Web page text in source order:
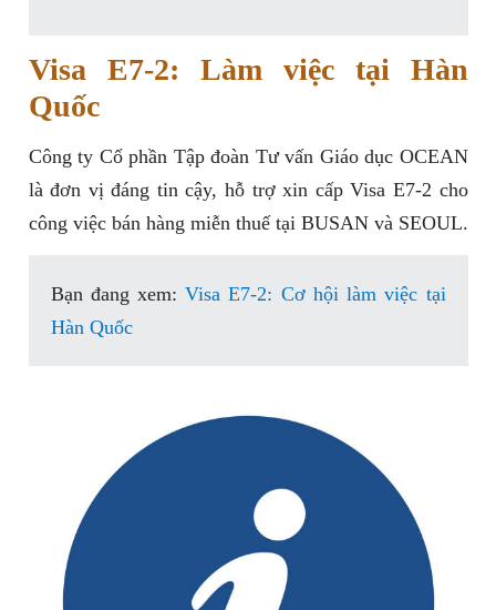
Visa E7-2: Làm việc tại Hàn
Quốc
Công ty Cổ phần Tập đoàn Tư vấn Giáo dục OCEAN
là đơn vị đáng tin cậy, hỗ trợ xin cấp Visa E7-2 cho
công việc bán hàng miễn thuế tại BUSAN và SEOUL.
Bạn đang xem:Visa E7-2: Cơ hội làm việc tại
Hàn Quốc